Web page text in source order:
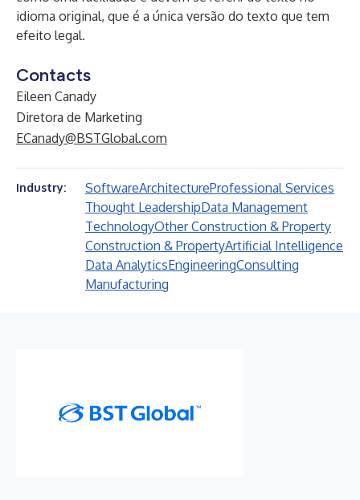
idioma original, que é a única versão do texto que tem
efeito legal.
Contacts
Eileen Canady
Diretora de Marketing
ECanady@BSTGlobal.com
Industry: SoftwareArchitectureProfessional Services
Thought LeadershipData Management
TechnologyOther Construction & Property
Construction & PropertyArtificial Intelligence
Data AnalyticsEngineeringConsulting
Manufacturing